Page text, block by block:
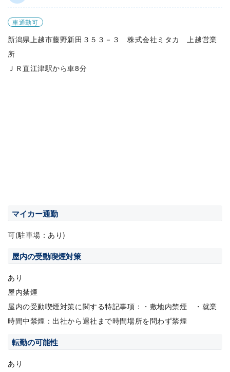
車通勤可
新潟県上越市藤野新田３５３－３ 株式会社ミタカ 上越営業
所
ＪＲ直江津駅から車8分
マイカー通勤
可(駐車場：あり)
屋内の受動喫煙対策
あり
屋内禁煙
屋内の受動喫煙対策に関する特記事項：・敷地内禁煙 ・就業
時間中禁煙：出社から退社まで時間場所を問わず禁煙
転勤の可能性
あり